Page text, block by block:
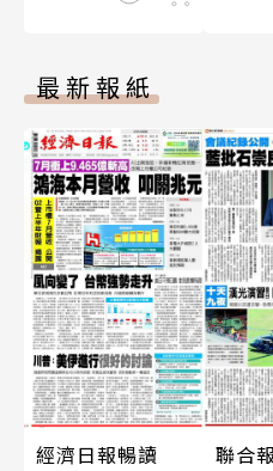
最新報紙
經濟日報暢讀 聯合